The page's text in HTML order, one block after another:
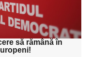
aici
să rămână în